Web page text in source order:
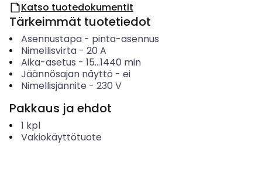
Katso tuotedokumentit
Tärkeimmät tuotetiedot
Asennustapa- pinta-asennus
Nimellisvirta- 20 A
Aika-asetus - 15...1440 min
Jäännösajan näyttö - ei
Nimellisjännite - 230 V
Pakkaus ja ehdot
1 kpl
Vakiokäyttötuote